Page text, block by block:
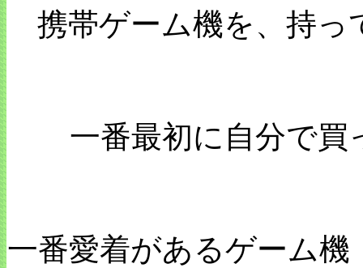
携帯ゲーム機を、持
一番最初に自分で
一番愛着があるゲーム